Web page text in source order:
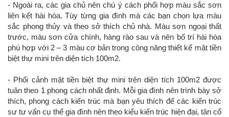
- Ngoài ra, các gia chủ nên chú ý cách phối hợp màu sắc sơn
liên kết hài hòa. Tùy từng gia đình mà các bạn chọn lựa màu
sắc phong thủy và theo sở thích chủ nhà. Màu sơn ngoại thất
trước, màu sơn cửa chính, hàng rào sau và nên bố trí hài hòa
phù hợp với 2 – 3 màu cơ bản trong công năng thiết kế mặt tiền
biệt thự mini trên diện tích 100m2.
- Phối cảnh mặt tiền biệt thự mini trên diện tích 100m2 được
tuân theo 1 phong cách nhất định. Mỗi gia đình nên trình bày sở
thích, phong cách kiến trúc mà bạn yêu thích để các kiến trúc
sư tư vấn cụ thể gia đình nên theo kiểu kiến trúc hiện đại, tân cổ